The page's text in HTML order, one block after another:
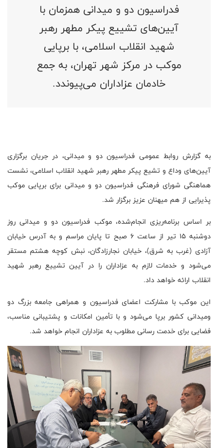
فدراسیون دو و میدانی همزمان با
آیین‌های تشییع پیکر مطهر رهبر
شهید انقلاب اسلامی، با برپایی
موکب در مرکز شهر تهران، به جمع
خادمان عزاداران می‌پیوندد.
به گزارش روابط عمومی فدراسیون دو و میدانی، در جریان برگزاری
آیین‌های وداع و تشیع پیکر مطهر رهبر شهید انقلاب اسلامی، نشست
هماهنگی شورای فرهنگی فدراسیون دو و میدانی برای برپایی موکب
پذیرایی از هم میهنان عزیز برگزار شد.
بر اساس برنامه‌ریزی انجام‌شده، موکب فدراسیون دو و میدانی روز
دوشنبه 15 تیر از ساعت ۶ صبح تا پایان مراسم و به آدرس خیابان
آزادی (غرب به شرق)، خیابان نجارزادگان، نبش کوچه هشتم مستقر
می‌شود و خدمات لازم به عزاداران را در آیین‌ تشییع رهبر شهید
انقلاب ارائه خواهد داد.
این موکب با مشارکت اعضای فدراسیون و همراهی جامعه بزرگ دو
ومیدانی کشور برپا می‌شود و با تأمین امکانات و پشتیبانی مناسب،
فضایی برای خدمت رسانی مطلوب به عزاداران انجام خواهد شد.